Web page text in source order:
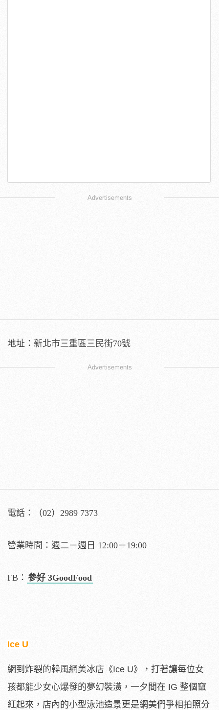
Advertisements
地址：新北市三重區三民街70號
Advertisements
電話：（02）2989 7373
營業時間：週二－週日 12:00－19:00
FB： 參好 3GoodFood
Ice U
網到炸裂的韓風網美冰店《Ice U》，打著讓每位女
孩都能少女心爆發的夢幻裝潢，一夕間在 IG 整個竄
紅起來，店內的小型泳池造景更是網美們爭相拍照分